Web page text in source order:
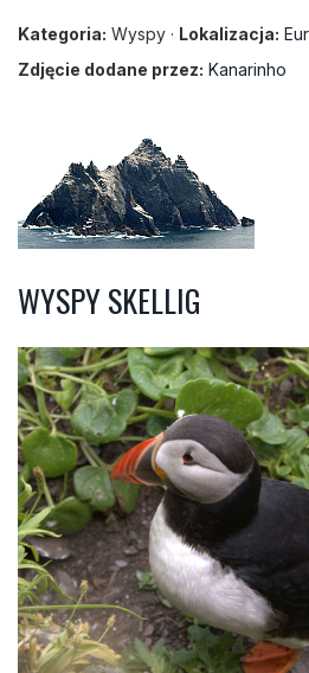
Kategoria: Wyspy · Lokalizacja:
Zdjęcie dodane przez: Kanarinho
WYSPY SKELLIG